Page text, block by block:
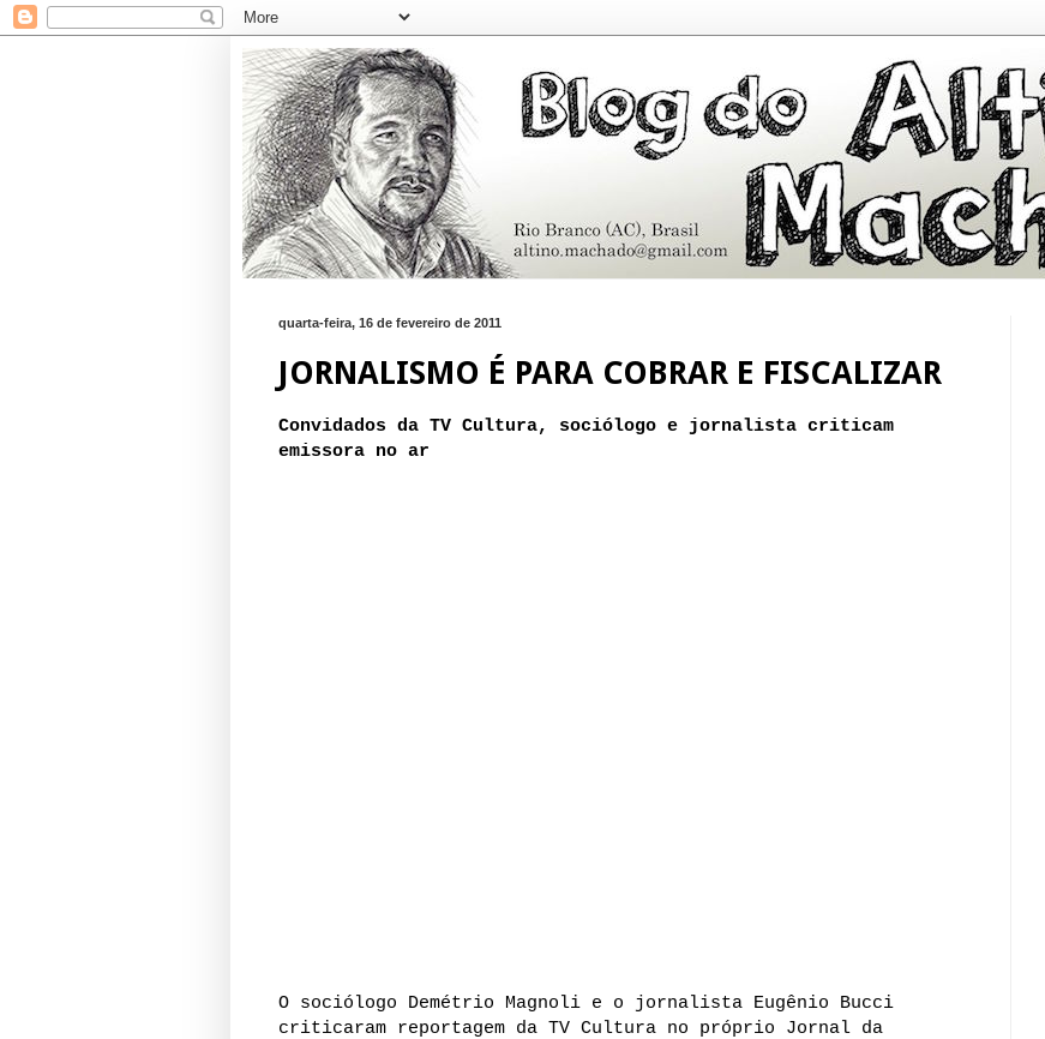
quarta-feira, 16 de fevereiro de 2011
JORNALISMO É PARA COBRAR E FISCALIZAR
Convidados da TV Cultura, sociólogo e jornalista criticam
emissora no ar
O sociólogo Demétrio Magnoli e o jornalista Eugênio Bucci
criticaram reportagem da TV Cultura no próprio Jornal da